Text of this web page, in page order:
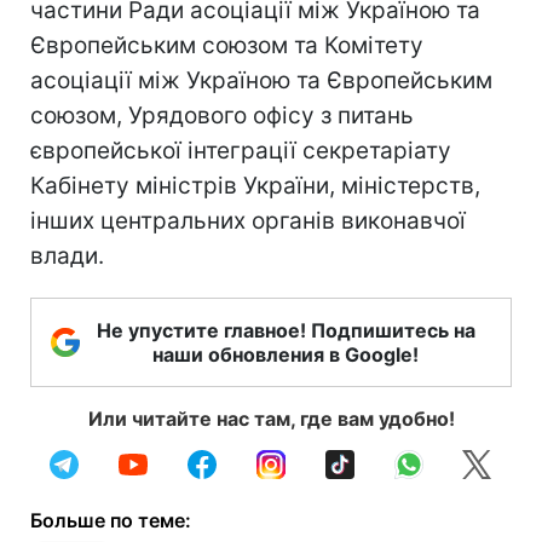
частини Ради асоціації між Україною та
Європейським союзом та Комітету
асоціації між Україною та Європейським
союзом, Урядового офісу з питань
європейської інтеграції секретаріату
Кабінету міністрів України, міністерств,
інших центральних органів виконавчої
влади.
Не упустите главное! Подпишитесь на
наши обновления в Google!
Или читайте нас там, где вам удобно!
Больше по теме: